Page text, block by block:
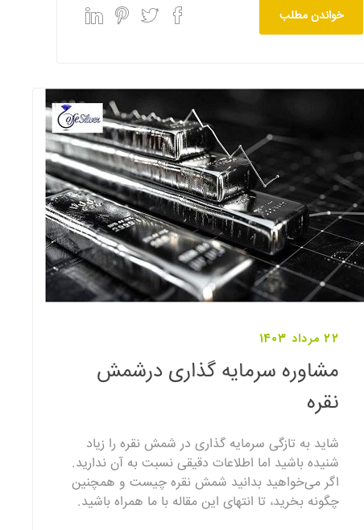
خواندن مطلب
22 مرداد 1403
مشاوره سرمایه گذاری درشمش
نقره
شاید به تازگی سرمایه گذاری در شمش نقره را زیاد
شنیده باشید اما اطلاعات دقیقی نسبت به آن ندارید.
اگر می‌خواهید بدانید شمش نقره چیست و همچنین
چگونه بخرید، تا انتهای این مقاله با ما همراه باشید.